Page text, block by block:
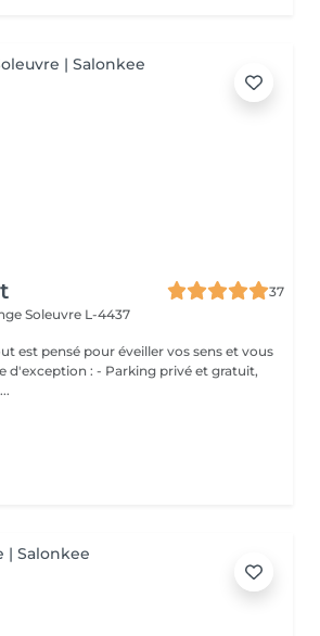
37
Soleuvre L-4437
est pensé pour éveiller vos sens et vous
Parking privé et gratuit,